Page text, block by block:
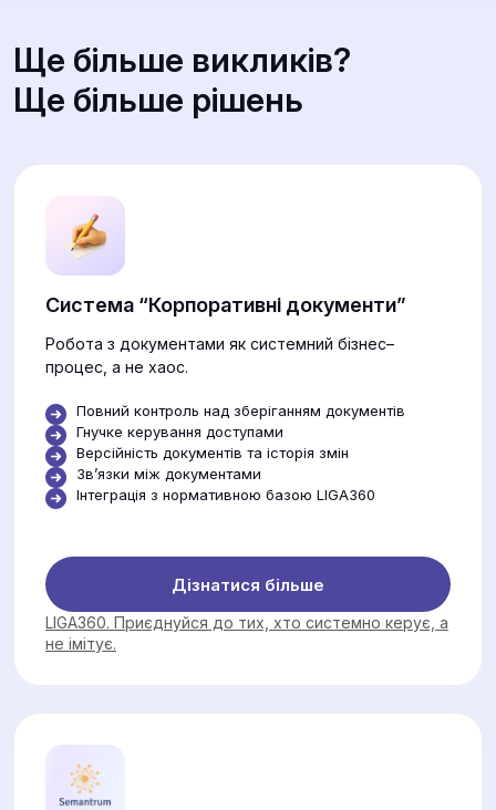
Ще більше викликів?
Ще більше рішень
Система “Корпоративні документи”
Робота з документами як системний бізнес–
процес, а не хаос.
Повний контроль над зберіганням документів
Гнучке керування доступами
Версійність документів та історія змін
Звʼязки між документами
Інтеграція з нормативною базою LIGA360
Дізнатися більше
LIGA360. Приєднуйся до тих, хто системно керує, а
не імітує.